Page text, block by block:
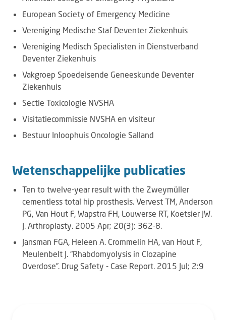
European Society of Emergency Medicine
Vereniging Medische Staf Deventer Ziekenhuis
Vereniging Medisch Specialisten in Dienstverband
Deventer Ziekenhuis
Vakgroep Spoedeisende Geneeskunde Deventer
Ziekenhuis
Sectie Toxicologie NVSHA
Visitatiecommissie NVSHA en visiteur
Bestuur Inloophuis Oncologie Salland
Wetenschappelijke publicaties
Ten to twelve-year result with the Zweymüller
cementless total hip prosthesis. Vervest TM, Anderson
PG, Van Hout F, Wapstra FH, Louwerse RT, Koetsier JW.
J. Arthroplasty. 2005 Apr; 20(3): 362-8.
Jansman FGA, Heleen A. Crommelin HA, van Hout F,
Meulenbelt J. “Rhabdomyolysis in Clozapine
Overdose”. Drug Safety - Case Report. 2015 Jul; 2:9